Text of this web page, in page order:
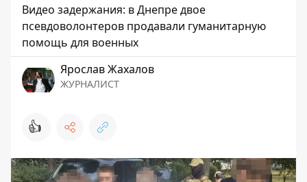
Видео задержания: в Днепре двое
псевдоволонтеров продавали гуманитарную
помощь для военных
Ярослав Жахалов
ЖУРНАЛИСТ
👍